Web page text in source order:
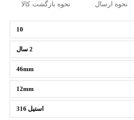
نحوه ارسال نحوه بازگشت کالا
10
2 سال
46mm
12mm
استیل 316